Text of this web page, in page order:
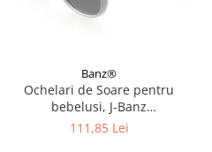
Banz®
Ochelari de Soare pentru
bebelusi, J-Banz
Beachcomber, 1-2 ani, Diverse
111,85 Lei